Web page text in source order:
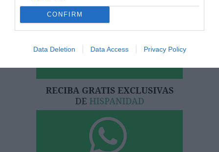
CONFIRM
Data Deletion Data Access Privacy Policy
He leído y acepto las